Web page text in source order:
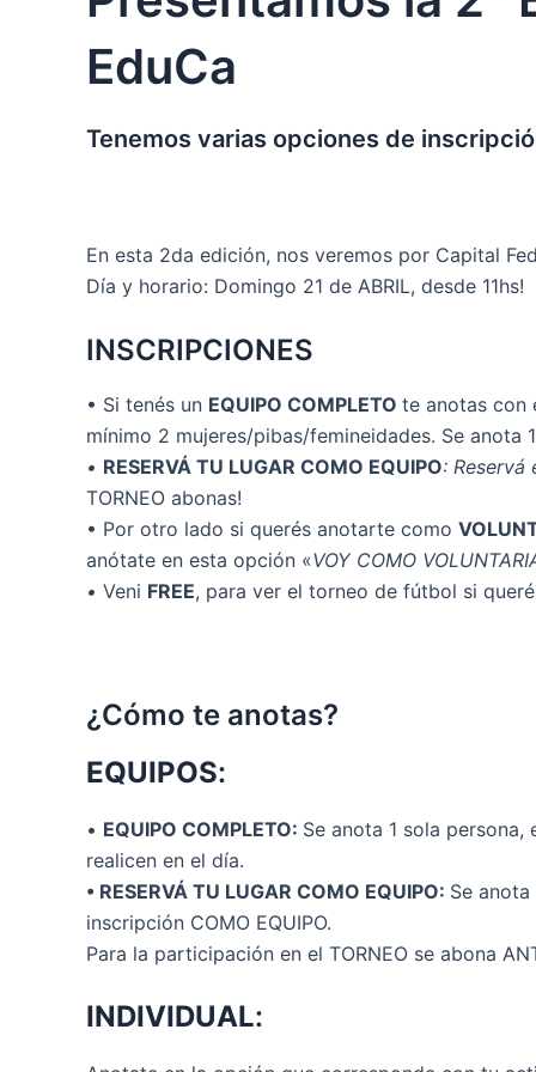
EduCa
Tenemos varias opciones de
En esta 2da edición, nos veremos por Capital
Día y horario: Domingo 21 de ABRIL, desde 11hs!
INSCRIPCIONES
• Si tenés un EQUIPO COMPLETO te anotas con
mínimo 2 mujeres/pibas/femineidades. Se anota
• RESERVÁ TU LUGAR COMO EQUIPO: Reservá
TORNEO abonas!
• Por otro lado si querés anotarte como
anótate en esta opción «VOY COMO
• Veni FREE, para ver el torneo de fútbol si
¿Cómo te anotas?
EQUIPOS:
• EQUIPO COMPLETO: Se anota 1 sola
realicen en el día.
• RESERVÁ TU LUGAR COMO EQUIPO: Se
inscripción COMO EQUIPO.
Para la participación en el TORNEO se abona
INDIVIDUAL: